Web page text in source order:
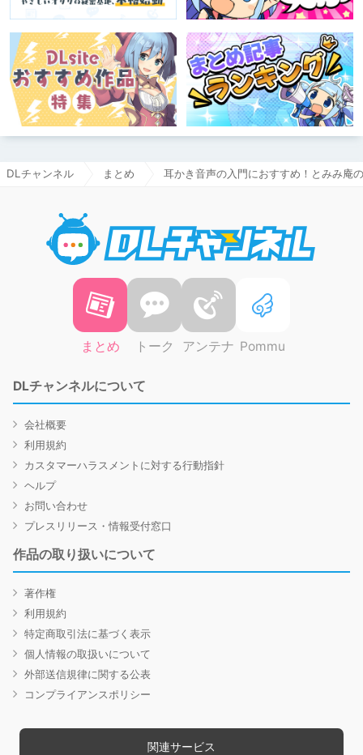
DLチャンネル まとめ 耳かき音声の入門におすすめ！とみみ庵
まとめ トーク アンテナ Pommu
DLチャンネルについて
会社概要
利用規約
カスタマーハラスメントに対する行動指針
ヘルプ
お問い合わせ
プレスリリース・情報受付窓口
作品の取り扱いについて
著作権
利用規約
特定商取引法に基づく表示
個人情報の取扱いについて
外部送信規律に関する公表
コンプライアンスポリシー
関連サービス